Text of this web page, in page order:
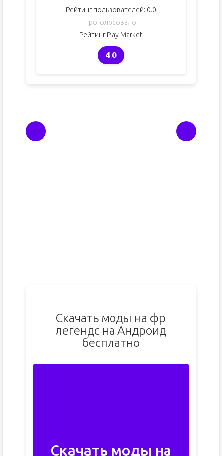
Рейтинг пользователей: 0.0
Проголосовало:
Рейтинг Play Market
4.0
Скачать моды на фр
легендс на Андроид
бесплатно
Скачать моды на